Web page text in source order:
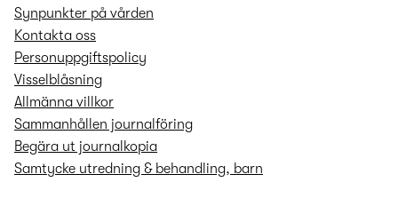
Synpunkter på vården
Kontakta oss
Personuppgifts­policy
Visselblåsning
Allmänna villkor
Sammanhållen journalföring
Begära ut journalkopia
Samtycke utredning & behandling, barn